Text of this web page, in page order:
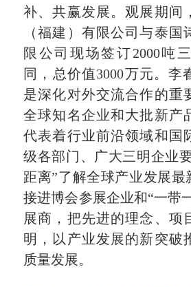
补、共赢发展。观展期间
（福建）有限公司与泰国
限公司现场签订2000吨
同，总价值3000万元。李
是深化对外交流合作的重
全球知名企业和大批新产
代表着行业前沿领域和国
级各部门、广大三明企业
距离”了解全球产业发展最
接进博会参展企业和“一带
展商，把先进的理念、项
明，以产业发展的新突破
质量发展。